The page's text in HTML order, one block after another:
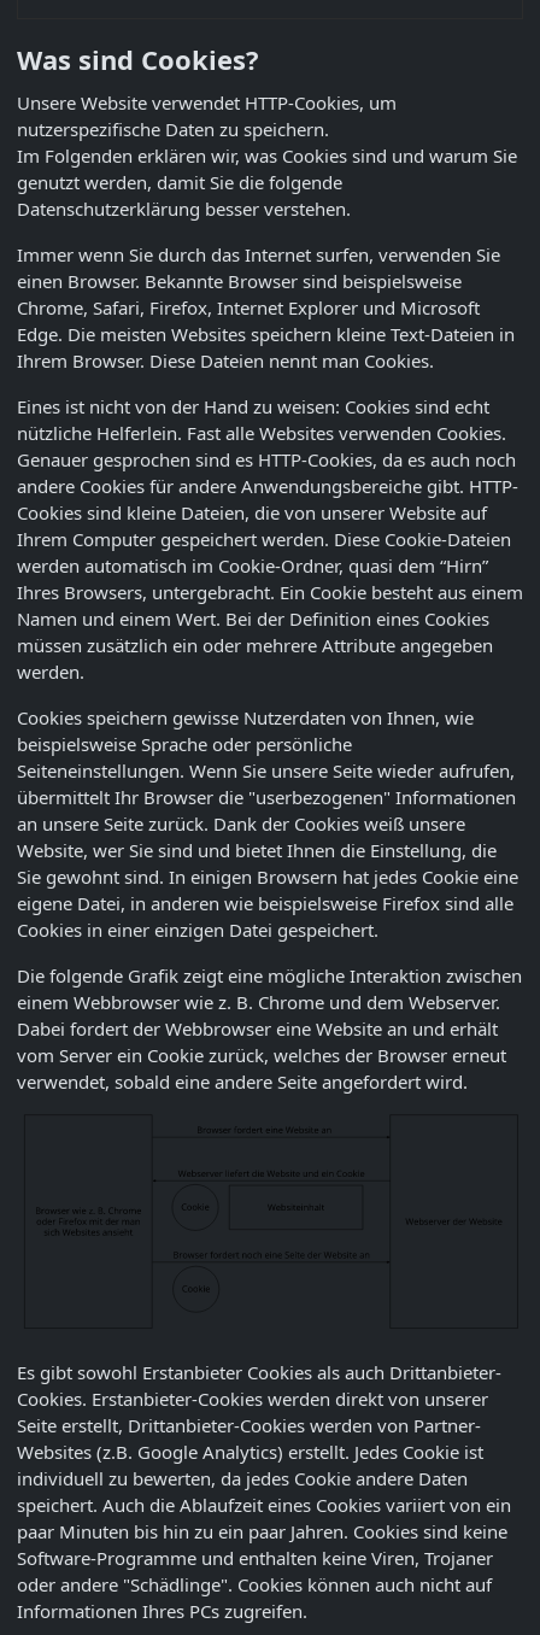
Was sind Cookies?
Unsere Website verwendet HTTP-Cookies, um
nutzerspezifische Daten zu speichern.
Im Folgenden erklären wir, was Cookies sind und warum Sie
genutzt werden, damit Sie die folgende
Datenschutzerklärung besser verstehen.
Immer wenn Sie durch das Internet surfen, verwenden Sie
einen Browser. Bekannte Browser sind beispielsweise
Chrome, Safari, Firefox, Internet Explorer und Microsoft
Edge. Die meisten Websites speichern kleine Text-Dateien in
Ihrem Browser. Diese Dateien nennt man Cookies.
Eines ist nicht von der Hand zu weisen: Cookies sind echt
nützliche Helferlein. Fast alle Websites verwenden Cookies.
Genauer gesprochen sind es HTTP-Cookies, da es auch noch
andere Cookies für andere Anwendungsbereiche gibt. HTTP-
Cookies sind kleine Dateien, die von unserer Website auf
Ihrem Computer gespeichert werden. Diese Cookie-Dateien
werden automatisch im Cookie-Ordner, quasi dem “Hirn”
Ihres Browsers, untergebracht. Ein Cookie besteht aus einem
Namen und einem Wert. Bei der Definition eines Cookies
müssen zusätzlich ein oder mehrere Attribute angegeben
werden.
Cookies speichern gewisse Nutzerdaten von Ihnen, wie
beispielsweise Sprache oder persönliche
Seiteneinstellungen. Wenn Sie unsere Seite wieder aufrufen,
übermittelt Ihr Browser die "userbezogenen" Informationen
an unsere Seite zurück. Dank der Cookies weiß unsere
Website, wer Sie sind und bietet Ihnen die Einstellung, die
Sie gewohnt sind. In einigen Browsern hat jedes Cookie eine
eigene Datei, in anderen wie beispielsweise Firefox sind alle
Cookies in einer einzigen Datei gespeichert.
Die folgende Grafik zeigt eine mögliche Interaktion zwischen
einem Webbrowser wie z. B. Chrome und dem Webserver.
Dabei fordert der Webbrowser eine Website an und erhält
vom Server ein Cookie zurück, welches der Browser erneut
verwendet, sobald eine andere Seite angefordert wird.
Es gibt sowohl Erstanbieter Cookies als auch Drittanbieter-
Cookies. Erstanbieter-Cookies werden direkt von unserer
Seite erstellt, Drittanbieter-Cookies werden von Partner-
Websites (z.B. Google Analytics) erstellt. Jedes Cookie ist
individuell zu bewerten, da jedes Cookie andere Daten
speichert. Auch die Ablaufzeit eines Cookies variiert von ein
paar Minuten bis hin zu ein paar Jahren. Cookies sind keine
Software-Programme und enthalten keine Viren, Trojaner
oder andere "Schädlinge". Cookies können auch nicht auf
Informationen Ihres PCs zugreifen.